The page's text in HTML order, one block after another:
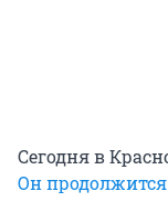
Сегодня в
Он